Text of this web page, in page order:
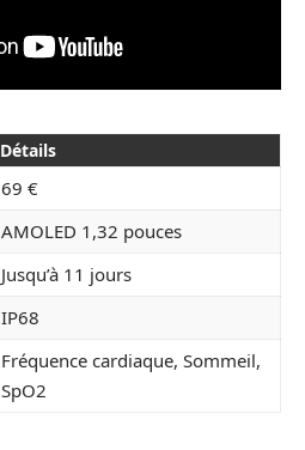
Détails
69 €
AMOLED 1,32 pouces
Jusqu’à 11 jours
IP68
Fréquence cardiaque, Sommeil,
SpO2